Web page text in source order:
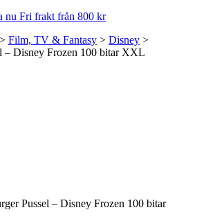
nu Fri frakt från 800 kr
> Film, TV & Fantasy > Disney >
– Disney Frozen 100 bitar XXL